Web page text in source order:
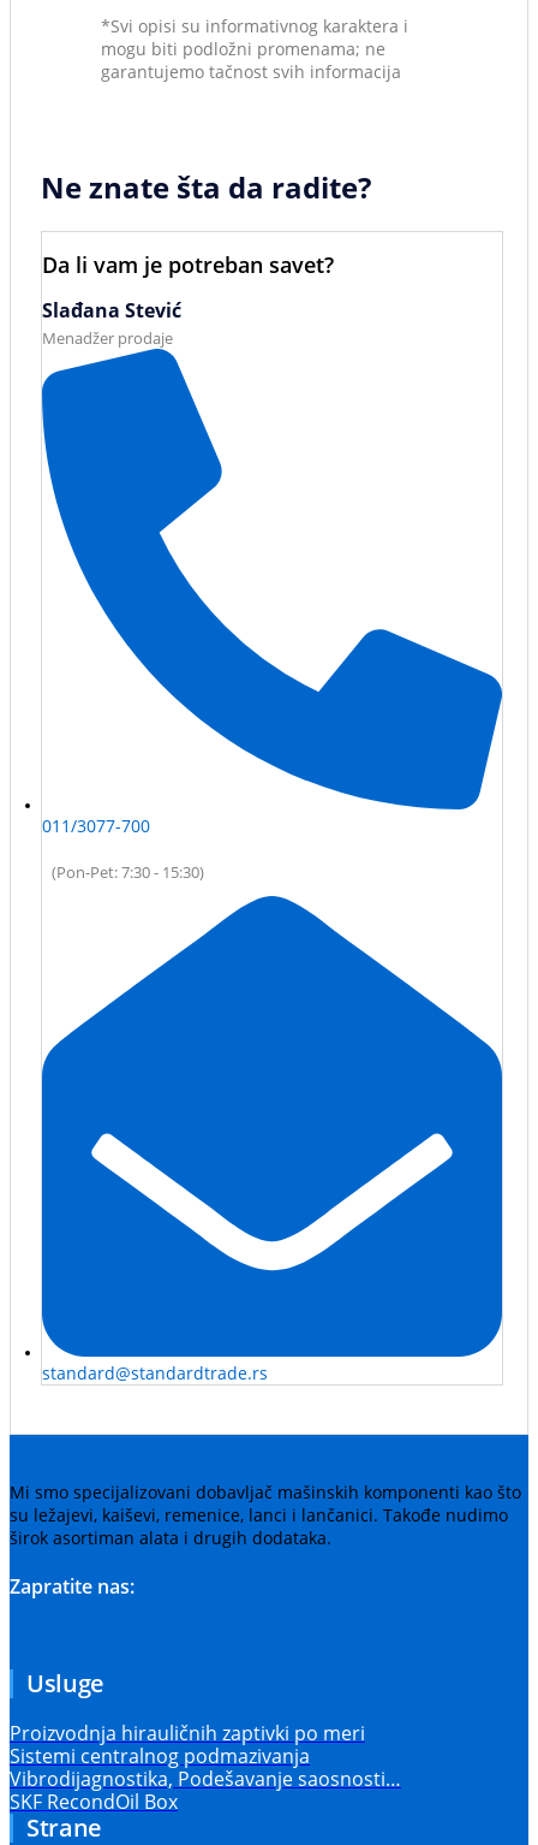
*Svi opisi su informativnog karaktera i
mogu biti podložni promenama; ne
garantujemo tačnost svih informacija
Ne znate šta da radite?
Da li vam je potreban savet?
Slađana Stević
Menadžer prodaje
011/3077-700
(Pon-Pet: 7:30 - 15:30)
standard@standardtrade.rs
Mi smo specijalizovani dobavljač mašinskih komponenti kao što
su ležajevi, kaiševi, remenice, lanci i lančanici. Takođe nudimo
širok asortiman alata i drugih dodataka.
Zapratite nas:
Usluge
Proizvodnja hirauličnih zaptivki po meri
Sistemi centralnog podmazivanja
Vibrodijagnostika, Podešavanje saosnosti…
SKF RecondOil Box
Strane